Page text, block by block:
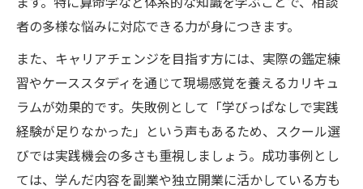
者の多様な悩みに対応できる力が身につきます。
また、キャリアチェンジを目指す方には、実際の鑑定練
習やケーススタディを通じて現場感覚を養えるカリキュ
ラムが効果的です。失敗例として「学びっぱなしで実践
経験が足りなかった」という声もあるため、スクール選
びでは実践機会の多さも重視しましょう。成功事例とし
ては、学んだ内容を副業や独立開業に活かしている方も